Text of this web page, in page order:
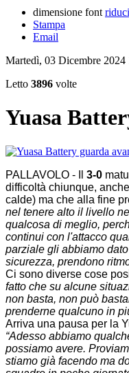
dimensione font
Stampa
Email
Martedì, 03 Dicembre 2024
Letto 3896 volte
Yuasa
PALLAVOLO - Il 3-0
difficoltà chiunque,
calde) ma che alla fine
nel tenere alto il livello
qualcosa di meglio,
continui con l'attacco
parziale gli abbiamo
sicurezza, prendono
Ci sono diverse cose
fatto che su alcune
non basta, non può
prenderne qualcuno in
Arriva una pausa per la
“Adesso abbiamo
possiamo avere.
stiamo già facendo ma